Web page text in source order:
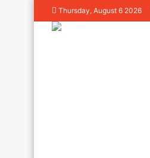
Thursday, August 6 2026